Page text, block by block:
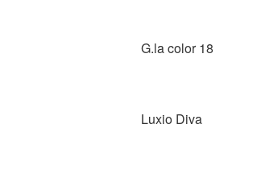
G.la color 18
Luxio Diva